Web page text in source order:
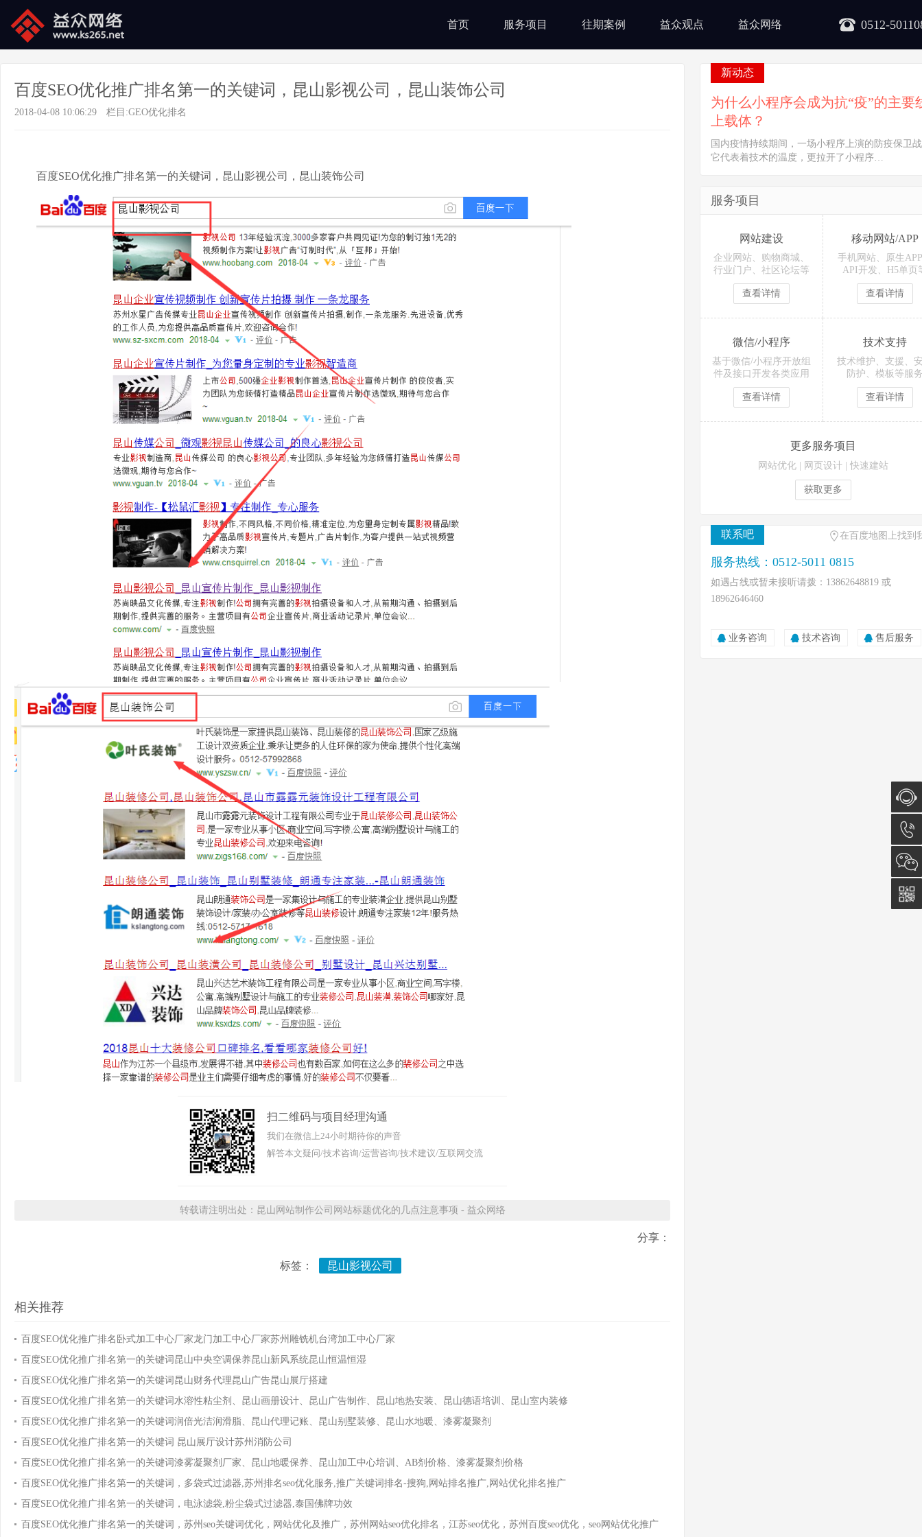
0512-
首页 服务项目 往期案例 益众观点 益众网络
百度SEO优化推广排名第一的关键词，昆山影视公司，昆山装饰公司
2018-04-08 10:06:29 栏目:GEO优化排名
百度SEO优化推广排名第一的关键词，昆山影视公司，昆山装饰公司
扫二维码与项目经理沟通
我们在微信上24小时期待你的声音
解答本文疑问/技术咨询/运营咨询/技术建议/互联网交流
转载请注明出处：昆山网站制作公司网站标题优化的几点注意事项 - 益众网络
分享：
标签： 昆山影视公司
相关推荐
百度SEO优化推广排名卧式加工中心厂家龙门加工中心厂家苏州雕铣机台湾加工中心厂家
百度SEO优化推广排名第一的关键词昆山中央空调保养昆山新风系统昆山恒温恒湿
百度SEO优化推广排名第一的关键词昆山财务代理昆山广告昆山展厅搭建
百度SEO优化推广排名第一的关键词水溶性粘尘剂、昆山画册设计、昆山广告制作、昆山地热安装、昆山德语培训、昆山室内装修
百度SEO优化推广排名第一的关键词润倍光洁润滑脂、昆山代理记账、昆山别墅装修、昆山水地暖、漆雾凝聚剂
百度SEO优化推广排名第一的关键词 昆山展厅设计苏州消防公司
百度SEO优化推广排名第一的关键词漆雾凝聚剂厂家、昆山地暖保养、昆山加工中心培训、AB剂价格、漆雾凝聚剂价格
百度SEO优化推广排名第一的关键词，多袋式过滤器,苏州排名seo优化服务,推广关键词排名-搜狗,网站排名推广,网站优化排名推广
百度SEO优化推广排名第一的关键词，电泳滤袋,粉尘袋式过滤器,泰国佛牌功效
百度SEO优化推广排名第一的关键词，苏州seo关键词优化，网站优化及推广，苏州网站seo优化排名，江苏seo优化，苏州百度seo优化，seo网站优化推广
新动态
为什么小程序会成为抗“疫”的主要
上载体？
国内疫情持续期间，一场小程序上演的防疫保卫
它代表着技术的温度，更拉开了小程序…
服务项目
网站建设
企业网站、购物商城、
行业门户、社区论坛等
查看详情
移动网站/APP
手机网站、原生
API开发、H5单页
查看详情
微信/小程序
基于微信/小程序开放组
件及接口开发各类应用
查看详情
技术支持
技术维护、支援、
防护、模板等服
查看详情
更多服务项目
网站优化 网页设计 快速建站
获取更多
联系吧 在百度地图上找到
服务热线：0512-5011 0815
如遇占线或暂未接听请拨：13862648819 或
18962646460
业务咨询 技术咨询 售后服务
在线咨
询
0512-
5011